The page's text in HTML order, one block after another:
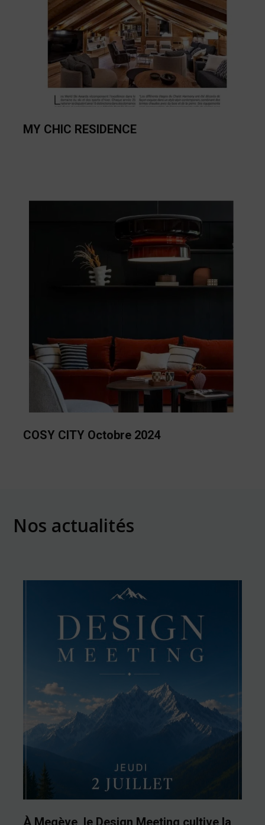
MY CHIC RESIDENCE
COSY CITY Octobre 2024
Nos actualités
À Megève, le Design Meeting cultive la